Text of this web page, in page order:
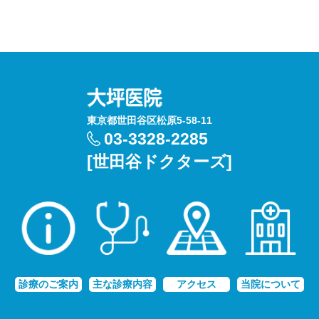
東京都世田谷区松原5-58-11
03-3328-2285
[世田谷ドクターズ]
診療のご案内 主な診療内容 アクセス 当院について